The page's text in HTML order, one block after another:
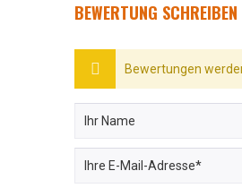
BEWERTUNG SCHREIBEN
Bewertungen